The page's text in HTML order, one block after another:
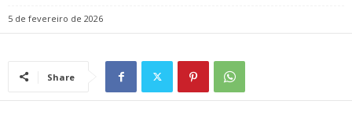
5 de fevereiro de 2026
Share